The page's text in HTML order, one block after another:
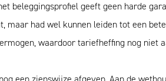
beleggingsprofiel geeft geen harde
maar had wel kunnen leiden tot een
waardoor tariefheffing nog niet